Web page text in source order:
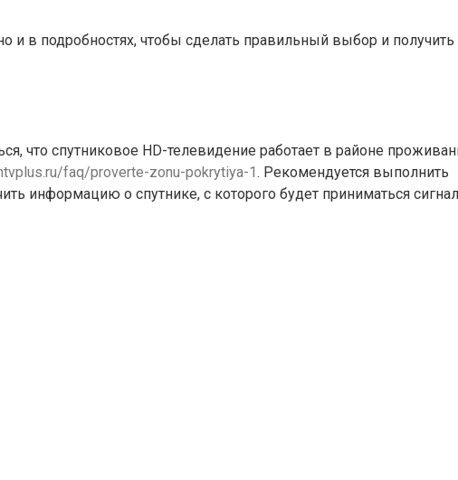
и в подробностях, чтобы сделать правильный выбор и получить
что спутниковое HD-телевидение работает в районе
faq/proverte-zonu-pokrytiya-1. Рекомендуется выполнить
информацию о спутнике, с которого будет приниматься